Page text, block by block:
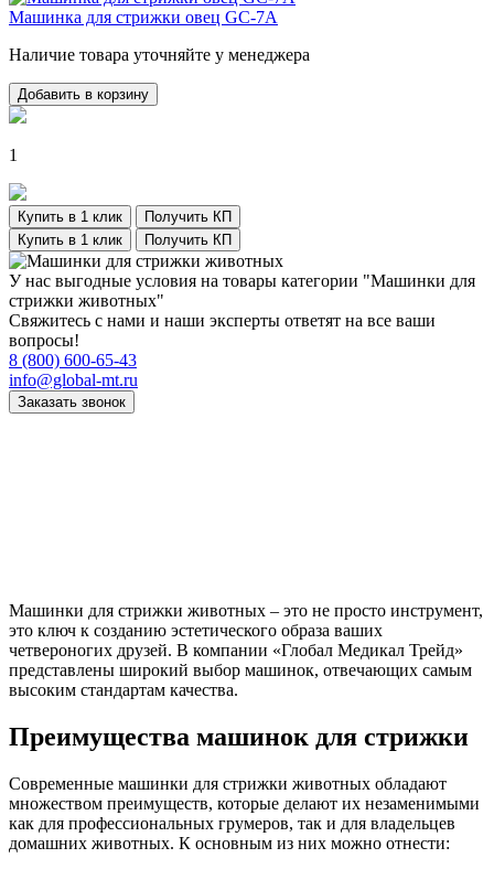
Машинка для стрижки овец GC-7A
Наличие товара уточняйте у менеджера
Добавить в корзину
1
Купить в 1 клик
Получить КП
Купить в 1 клик
Получить КП
У нас выгодные условия на товары категории "Машинки для
стрижки животных"
Свяжитесь с нами и наши эксперты ответят на все ваши
вопросы!
8 (800) 600-65-43
info@global-mt.ru
Заказать звонок
Машинки для стрижки животных – это не просто инструмент,
это ключ к созданию эстетического образа ваших
четвероногих друзей. В компании «Глобал Медикал Трейд»
представлены широкий выбор машинок, отвечающих самым
высоким стандартам качества.
Преимущества машинок для стрижки
Современные машинки для стрижки животных обладают
множеством преимуществ, которые делают их незаменимыми
как для профессиональных грумеров, так и для владельцев
домашних животных. К основным из них можно отнести: